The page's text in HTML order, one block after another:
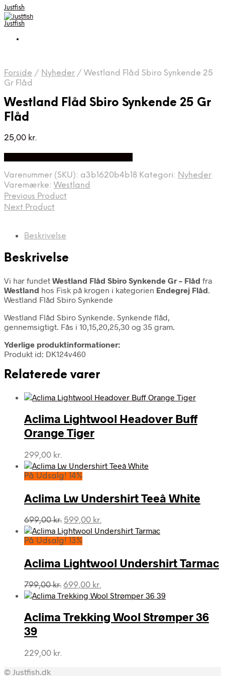
Justfish
Justfish
Forside / Nyheder / Westland Flåd Sbiro Synkende 25
Gr Flåd
Westland Flåd Sbiro Synkende 25 Gr
Flåd
25,00 kr.
Varenummer (SKU): a3b1620b4b18 Kategori: Nyheder
Varemærke: Westland
Previous Product
Next Product
Beskrivelse
Beskrivelse
Vi har fundet Westland Flåd Sbiro Synkende Gr – Flåd fra
Westland hos Fisk på krogen i kategorien Endegrej Flåd.
Westland Flåd Sbiro Synkende
Westland Flåd Sbiro Synkende. Synkende flåd,
gennemsigtigt. Fås i 10,15,20,25,30 og 35 gram.
Yderlige produktinformationer:
Produkt id: DK124v460
Relaterede varer
Aclima Lightwool Headover Buff
Orange Tiger
299,00 kr.
På Udsalg! 14%
Aclima Lw Undershirt Teeâ White
699,00kr. Den
oprindelige
pris
699,00 kr..
599,00 kr.
aktuelle
599,00 kr..
På Udsalg! 13%
Aclima Lightwool Undershirt Tarmac
799,00kr. Den
oprindelige
var:
799,00 kr..
699,00 kr.
aktuelle
er:
699,00 kr..
Aclima Trekking Wool Strømper 36
39
229,00 kr.
© Justfish.dk